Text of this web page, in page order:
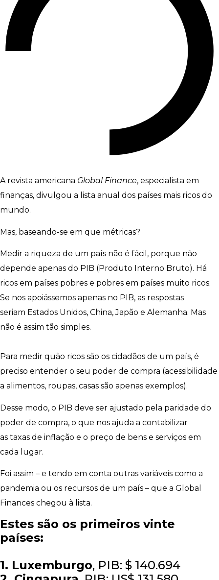
A revista americana Global Finance, especialista em
finanças, divulgou a lista anual dos países mais ricos do
mundo.
Mas, baseando-se em que métricas?
Medir a riqueza de um país não é fácil, porque não
depende apenas do PIB (Produto Interno Bruto). Há
ricos em países pobres e pobres em países muito ricos.
Se nos apoiássemos apenas no PIB, as respostas
seriam Estados Unidos, China, Japão e Alemanha. Mas
não é assim tão simples.
Para medir quão ricos são os cidadãos de um país, é
preciso entender o seu poder de compra (acessibilidade
a alimentos, roupas, casas são apenas exemplos).
Desse modo, o PIB deve ser ajustado pela paridade do
poder de compra, o que nos ajuda a contabilizar
as taxas de inflação e o preço de bens e serviços em
cada lugar.
Foi assim – e tendo em conta outras variáveis como a
pandemia ou os recursos de um país – que a Global
Finances chegou à lista.
Estes são os primeiros vinte
países:
1. Luxemburgo, PIB: $ 140.694